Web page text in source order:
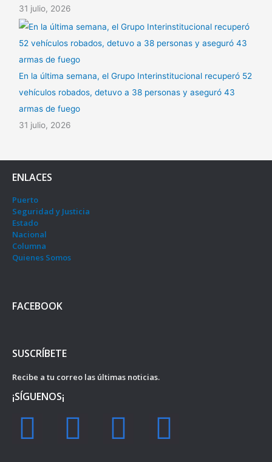
31 julio, 2026
En la última semana, el Grupo Interinstitucional recuperó 52
vehículos robados, detuvo a 38 personas y aseguró 43
armas de fuego
31 julio, 2026
ENLACES
Puerto
Seguridad y Justicia
Estado
Nacional
Columna
Quienes Somos
FACEBOOK
SUSCRÍBETE
Recibe a tu correo las últimas noticias.
¡SÍGUENOS¡
F
I
Y
T